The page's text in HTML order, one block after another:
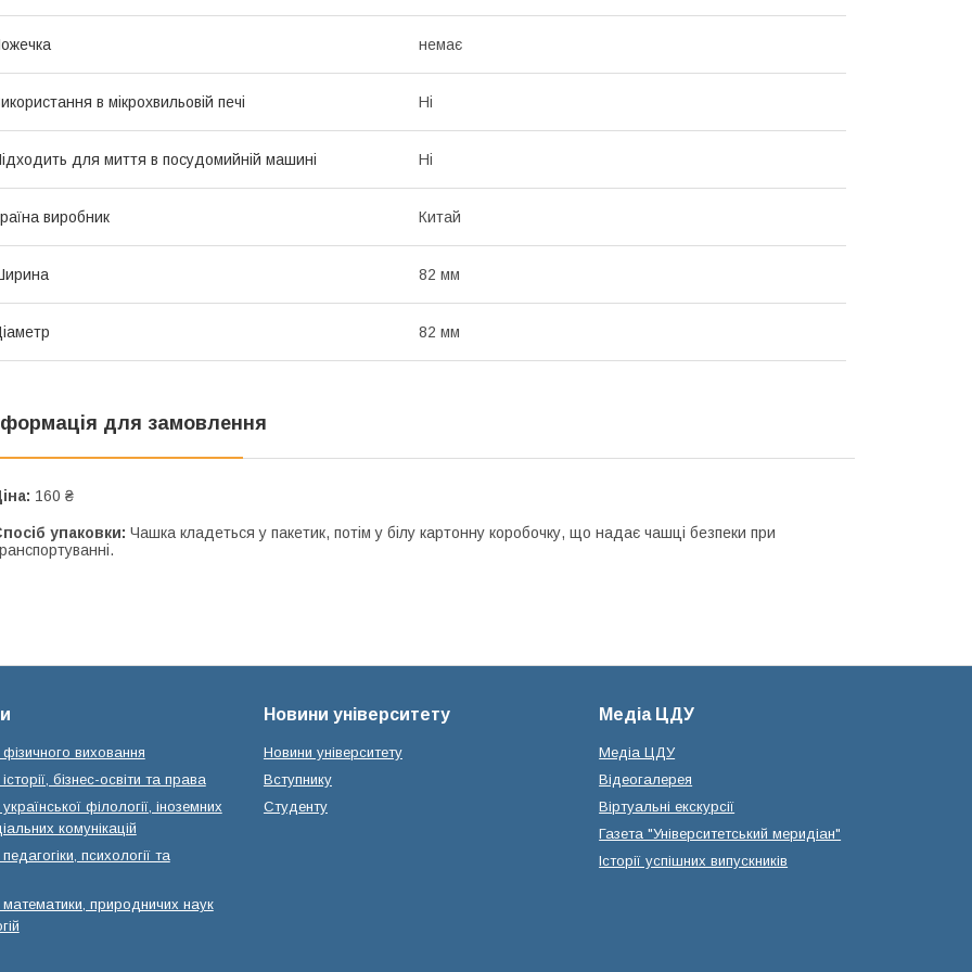
немає
в мікрохвильовій печі Ні
для миття в посудомийній машині Ні
виробник Китай
82 мм
82 мм
для замовлення
160 ₴
упаковки: Чашка кладеться у пакетик, потім у білу картонну коробочку, що надає чашці безпеки при
виховання
бізнес-освіти та права
філології, іноземних
комунікацій
психології та
природничих наук
Новини університету
Новини університету
Вступнику
Студенту
Медіа ЦДУ
Медіа ЦДУ
Відеогалерея
Віртуальні екскурсії
Газета "Університетський меридіан"
Історії успішних випускників